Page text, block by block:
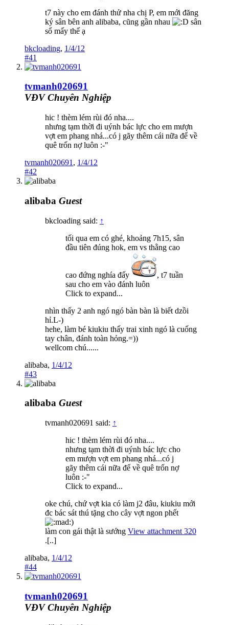
t7 này cho em đánh thử nha chị P, em mới đăng
ký sân bên anh alibaba, cũng gần nhau
sân
số mấy thế ạ
bkcloading, 1/4/12
#41
tvmanh020691
VĐV Chuyên Nghiệp
hic ! thèm lém rùi đó nha....
nhưng tạm thời đi uýnh bác lực cho em mượn
vợt em phang nhá...có j gãy thêm cái nữa để về
quê trốn nợ luôn :-"
tvmanh020691 , 1/4/12
#42
alibaba Guest
bkcloading said: ↑
tối qua em có ghé, khoảng 7h15, sân
đầu tiên đúng hok, em vs thằng cao
cao đứng nghía đấy
, t7 tuần
sau cho em vào đánh luôn
Click to expand...
nhìn thấy 2 anh ngó ngó bàn bàn là biết dzồi
hỉ.L-)
hehe, làm bé kiukiu thấy trai xinh ngó là cuống
tay chân, đánh toàn hỏng.=))
wellcom chú......
alibaba, 1/4/12
#43
alibaba Guest
tvmanh020691 said: ↑
hic ! thèm lém rùi đó nha....
nhưng tạm thời đi uýnh bác lực cho
em mượn vợt em phang nhá...có j
gãy thêm cái nữa để về quê trốn nợ
luôn :-"
Click to expand...
oke chú, chứ vợt kia có làm j2 đâu, kiukiu mới
đc bác sát thú tặng cho cây vợt ngon phết
)
làm con gái thật là sướng View attachment 320
.[..]
alibaba, 1/4/12
#44
tvmanh020691
VĐV Chuyên Nghiệp